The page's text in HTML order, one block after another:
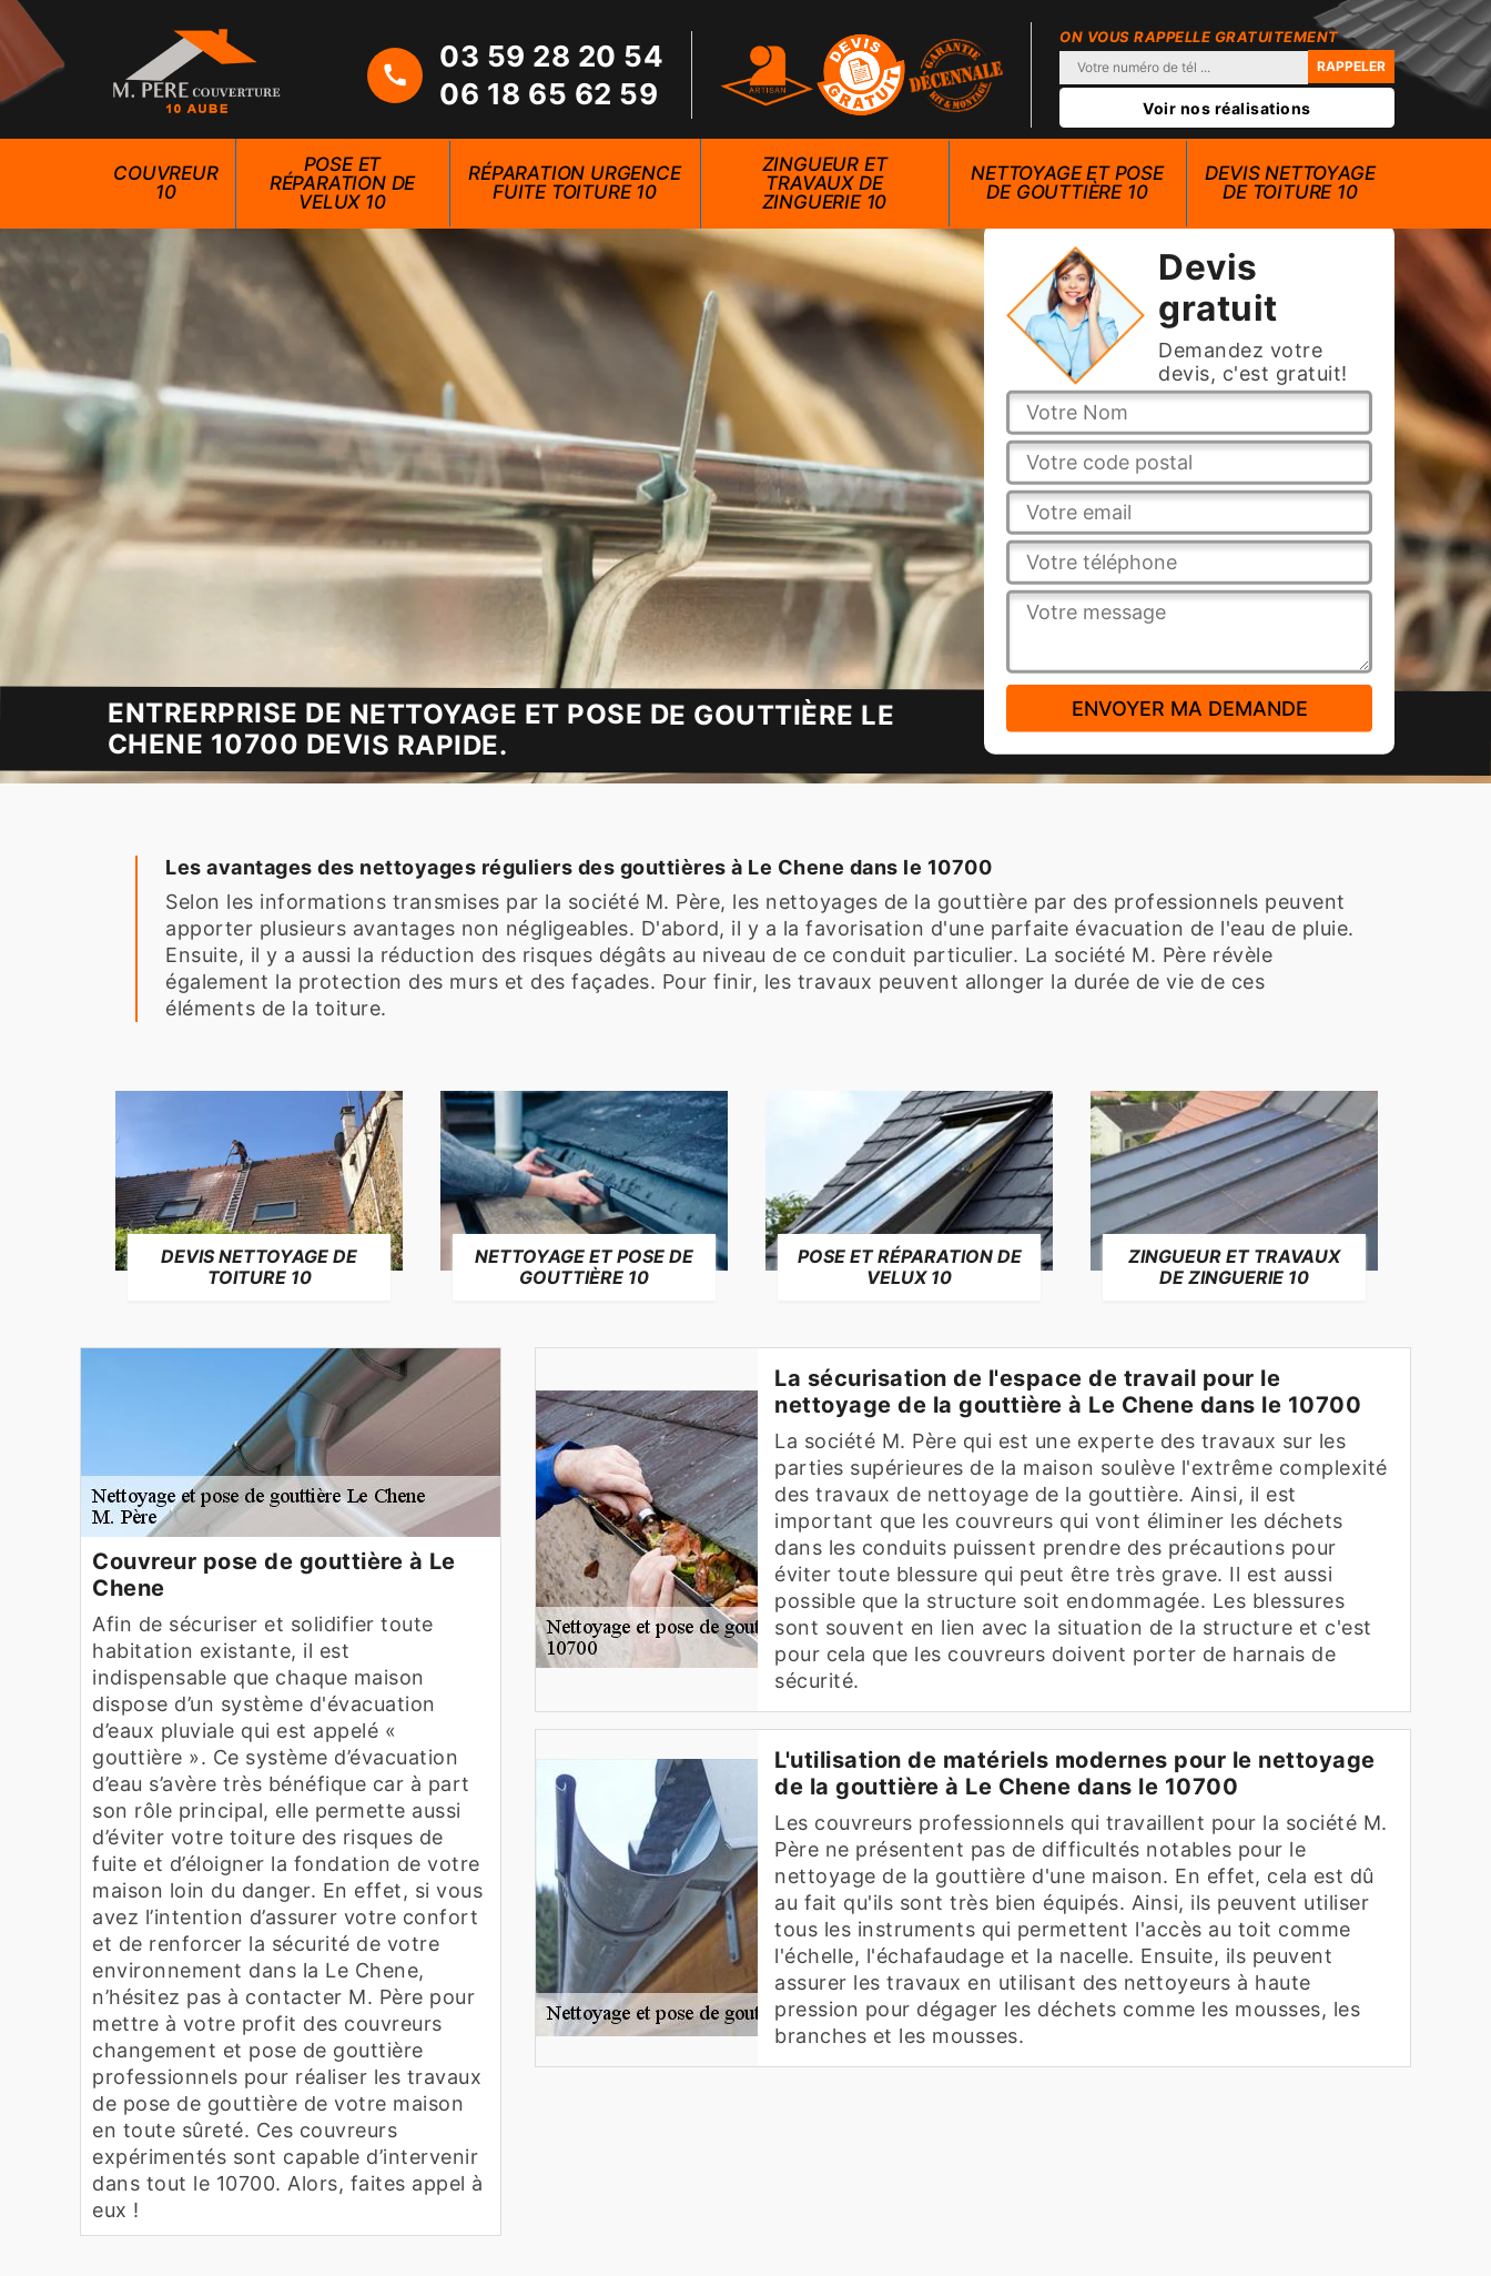
03 59 28 20 54
06 18 65 62 59
ON VOUS RAPPELLE GRATUITEMENT
Voir nos réalisations
COUVREUR
10
POSE ET
RÉPARATION DE
VELUX 10
RÉPARATION URGENCE
FUITE TOITURE 10
ZINGUEUR ET
TRAVAUX DE
ZINGUERIE 10
NETTOYAGE ET POSE
DE GOUTTIÈRE 10
DEVIS NETTOYAGE
DE TOITURE 10
Devis
gratuit
Demandez votre
devis, c'est gratuit!
ENTRERPRISE DE NETTOYAGE ET POSE DE GOUTTIÈRE LE
CHENE 10700 DEVIS RAPIDE.
Les avantages des nettoyages réguliers des gouttières à Le Chene dans le 10700
Selon les informations transmises par la société M. Père, les nettoyages de la gouttière par des professionnels peuvent
apporter plusieurs avantages non négligeables. D'abord, il y a la favorisation d'une parfaite évacuation de l'eau de pluie.
Ensuite, il y a aussi la réduction des risques dégâts au niveau de ce conduit particulier. La société M. Père révèle
également la protection des murs et des façades. Pour finir, les travaux peuvent allonger la durée de vie de ces
éléments de la toiture.
DEVIS NETTOYAGE DE
TOITURE 10
NETTOYAGE ET POSE DE
GOUTTIÈRE 10
POSE ET RÉPARATION DE
VELUX 10
ZINGUEUR ET TRAVAUX
DE ZINGUERIE 10
Couvreur pose de gouttière à Le
Chene
Afin de sécuriser et solidifier toute
habitation existante, il est
indispensable que chaque maison
dispose d’un système d'évacuation
d’eaux pluviale qui est appelé «
gouttière ». Ce système d’évacuation
d’eau s’avère très bénéfique car à part
son rôle principal, elle permette aussi
d’éviter votre toiture des risques de
fuite et d’éloigner la fondation de votre
maison loin du danger. En effet, si vous
avez l’intention d’assurer votre confort
et de renforcer la sécurité de votre
environnement dans la Le Chene,
n’hésitez pas à contacter M. Père pour
mettre à votre profit des couvreurs
changement et pose de gouttière
professionnels pour réaliser les travaux
de pose de gouttière de votre maison
en toute sûreté. Ces couvreurs
expérimentés sont capable d’intervenir
dans tout le 10700. Alors, faites appel à
eux !
La sécurisation de l'espace de travail pour le
nettoyage de la gouttière à Le Chene dans le 10700
La société M. Père qui est une experte des travaux sur les
parties supérieures de la maison soulève l'extrême complexité
des travaux de nettoyage de la gouttière. Ainsi, il est
important que les couvreurs qui vont éliminer les déchets
dans les conduits puissent prendre des précautions pour
éviter toute blessure qui peut être très grave. Il est aussi
possible que la structure soit endommagée. Les blessures
sont souvent en lien avec la situation de la structure et c'est
pour cela que les couvreurs doivent porter de harnais de
sécurité.
L'utilisation de matériels modernes pour le nettoyage
de la gouttière à Le Chene dans le 10700
Les couvreurs professionnels qui travaillent pour la société M.
Père ne présentent pas de difficultés notables pour le
nettoyage de la gouttière d'une maison. En effet, cela est dû
au fait qu'ils sont très bien équipés. Ainsi, ils peuvent utiliser
tous les instruments qui permettent l'accès au toit comme
l'échelle, l'échafaudage et la nacelle. Ensuite, ils peuvent
assurer les travaux en utilisant des nettoyeurs à haute
pression pour dégager les déchets comme les mousses, les
branches et les mousses.